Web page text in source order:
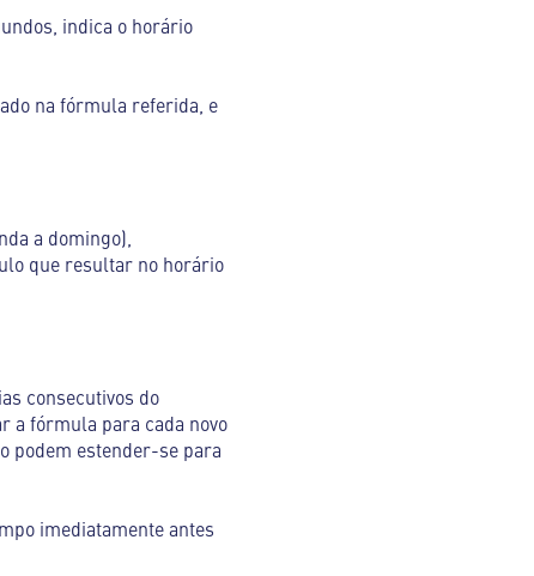
indica o horário
na fórmula referida, e
a domingo),
que resultar no horário
consecutivos do
a fórmula para cada novo
podem estender-se para
imediatamente antes